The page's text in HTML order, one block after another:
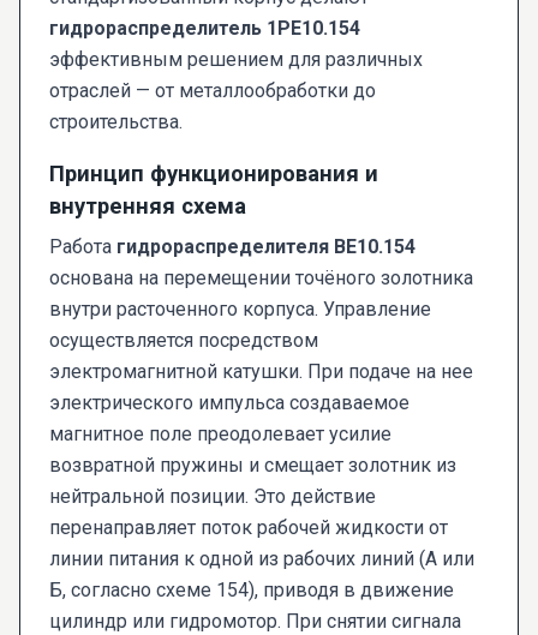
гидрораспределитель 1РЕ10.154
эффективным решением для различных
отраслей — от металлообработки до
строительства.
Принцип функционирования и
внутренняя схема
Работа гидрораспределителя ВЕ10.154
основана на перемещении точёного золотника
внутри расточенного корпуса. Управление
осуществляется посредством
электромагнитной катушки. При подаче на нее
электрического импульса создаваемое
магнитное поле преодолевает усилие
возвратной пружины и смещает золотник из
нейтральной позиции. Это действие
перенаправляет поток рабочей жидкости от
линии питания к одной из рабочих линий (А или
Б, согласно схеме 154), приводя в движение
цилиндр или гидромотор. При снятии сигнала